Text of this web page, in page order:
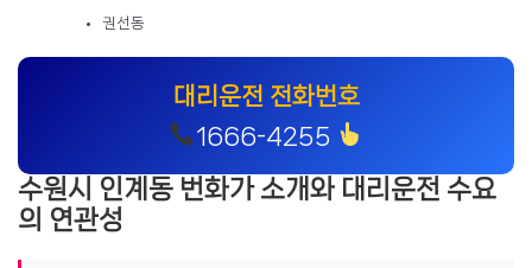
권선동
대리운전 전화번호
1666-4255
수원시 인계동 번화가 소개와 대리운전 수요
의 연관성